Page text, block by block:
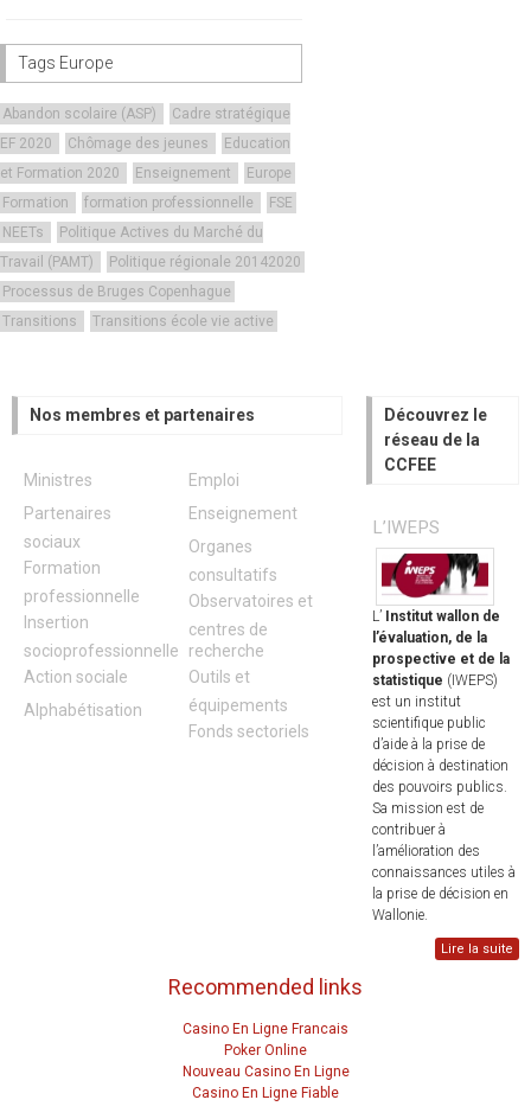
Tags Europe
Abandon scolaire (ASP)
Cadre stratégique
EF 2020
Chômage des jeunes
Education
et Formation 2020
Enseignement
Europe
Formation
formation professionnelle
FSE
NEETs
Politique Actives du Marché du
Travail (PAMT)
Politique régionale 20142020
Processus de Bruges Copenhague
Transitions
Transitions école vie active
Nos membres et partenaires
Ministres
Partenaires
sociaux
Formation
professionnelle
Insertion
socioprofessionnelle
Action sociale
Alphabétisation
Emploi
Enseignement
Organes
consultatifs
Observatoires et
centres de
recherche
Outils et
équipements
Fonds sectoriels
Découvrez le
réseau de la
CCFEE
L’IWEPS
L’ Institut wallon de
l’évaluation, de la
prospective et de la
statistique (IWEPS)
est un institut
scientifique public
d’aide à la prise de
décision à destination
des pouvoirs publics.
Sa mission est de
contribuer à
l’amélioration des
connaissances utiles à
la prise de décision en
Wallonie.
Lire la suite
Recommended links
Casino En Ligne Francais
Poker Online
Nouveau Casino En Ligne
Casino En Ligne Fiable